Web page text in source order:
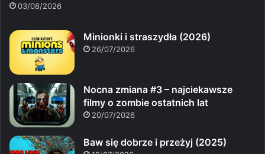
03/08/2026
Minionki i straszydła (2026)
26/07/2026
Nocna zmiana #3 – najciekawsze
filmy o zombie ostatnich lat
20/07/2026
Baw się dobrze i przeżyj (2025)